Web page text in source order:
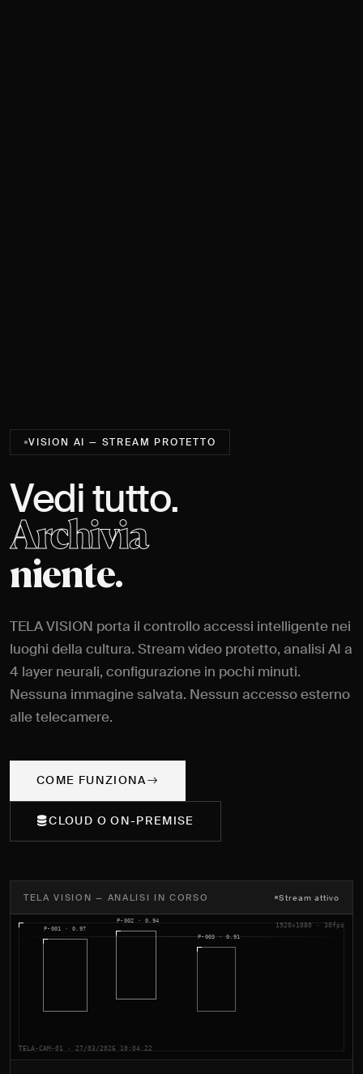
VISION AI — STREAM PROTETTO
Vedi tutto.
Archivia
niente.
TELA VISION porta il controllo accessi intelligente nei
luoghi della cultura. Stream video protetto, analisi AI a
4 layer neurali, configurazione in pochi minuti.
Nessuna immagine salvata. Nessun accesso esterno
alle telecamere.
COME FUNZIONA
CLOUD O ON-PREMISE
TELA VISION — ANALISI IN CORSO Stream attivo
TELA-CAM-01 · 27/03/2026 10:04:22
1920×1080 · 30fps